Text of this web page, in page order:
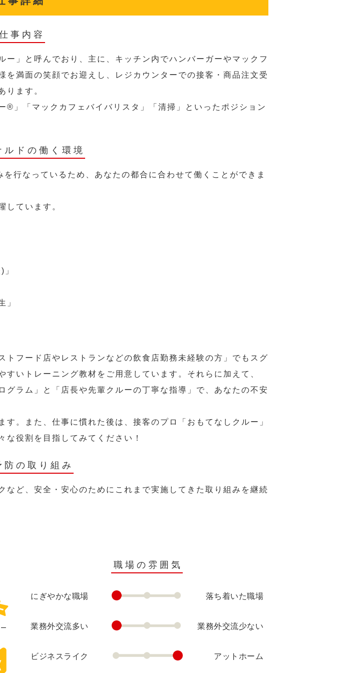
事内容
」と呼んでおり、主に、キッチン内でハンバーガーやマックフ
満面の笑顔でお迎えし、レジカウンターでの接客・商品注文受
ります。
」「マックカフェバイバリスタ」「清掃」といったポジション
ルドの働く環境
行なっているため、あなたの都合に合わせて働くことができま
しています。
」
トフード店やレストランなどの飲食店勤務未経験の方」でもスグ
いトレーニング教材をご用意しています。それらに加えて、
グラム」と「店長や先輩クルーの丁寧な指導」で、あなたの不安
。また、仕事に慣れた後は、接客のプロ「おもてなしクルー」
役割を目指してみてください！
防の取り組み
ど、安全・安心のためにこれまで実施してきた取り組みを継続
職場の雰囲気
にぎやかな職場 落ち着いた職場
業務外交流多い 業務外交流少ない
ビジネスライク アットホーム